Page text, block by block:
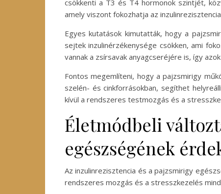
csökkenti a T3 és T4 hormonok szintjét,
amely viszont fokozhatja az
Egyes kutatások kimutatták, hogy a
sejtek inzulinérzékenysége csökken, ami
vannak a zsírsavak anyagcseréjére is, így
Fontos megemlíteni, hogy a pajzsmirigy
szelén- és cinkforrásokban, segíthet
kívül a rendszeres testmozgás és a
Életmódbeli
egészségének
Az inzulinrezisztencia és a pajzsmirigy
rendszeres mozgás és a stresszkezelés